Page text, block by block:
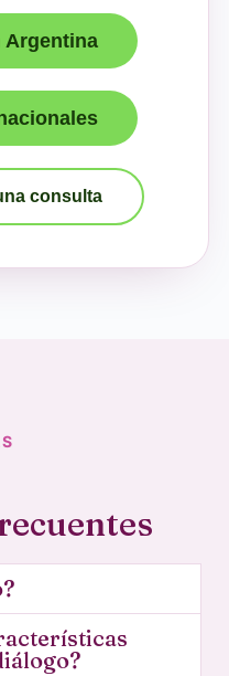
consulta